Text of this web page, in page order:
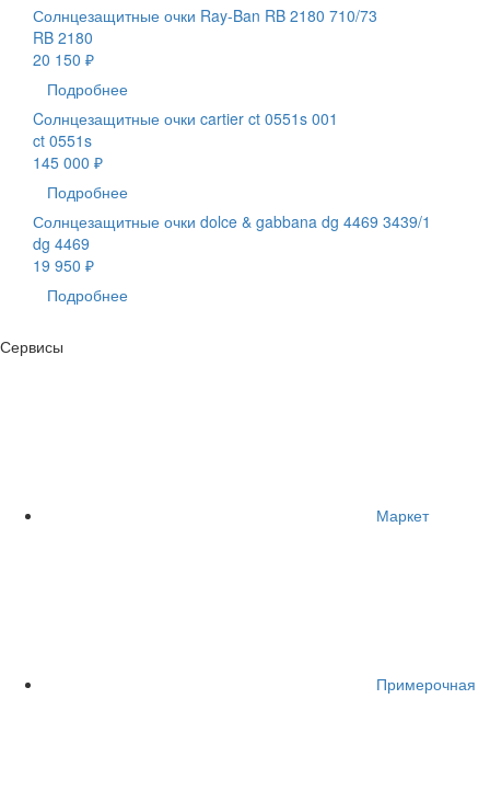
Солнцезащитные очки Ray-Ban RB 2180 710/73
RB 2180
20 150 ₽
Подробнее
Cолнцезащитные очки cartier ct 0551s 001
ct 0551s
145 000 ₽
Подробнее
Солнцезащитные очки dolce & gabbana dg 4469 3439/1
dg 4469
19 950 ₽
Подробнее
Сервисы
Маркет
Примерочная